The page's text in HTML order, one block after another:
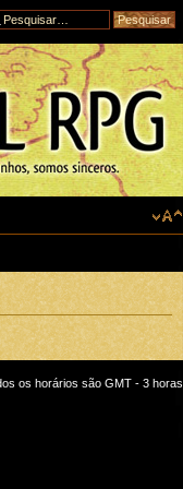
os horários são GMT - 3 horas